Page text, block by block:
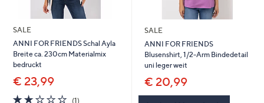
SALE
ANNI FOR FRIENDS Schal Ayla
Breite ca. 230cm Materialmix
bedruckt
€ 23,99
2.0
(1)
SALE
ANNI FOR FRIENDS
Blusenshirt, 1/2-Arm Bindedetail
uni leger weit
€ 20,99